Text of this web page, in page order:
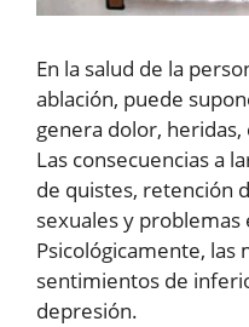
En la salud de la
ablación, puede
genera dolor,
Las consecuencias a
de quistes, retención
sexuales y problemas
Psicológicamente,
sentimientos de
depresión.